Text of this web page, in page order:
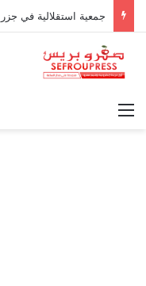
القائمة